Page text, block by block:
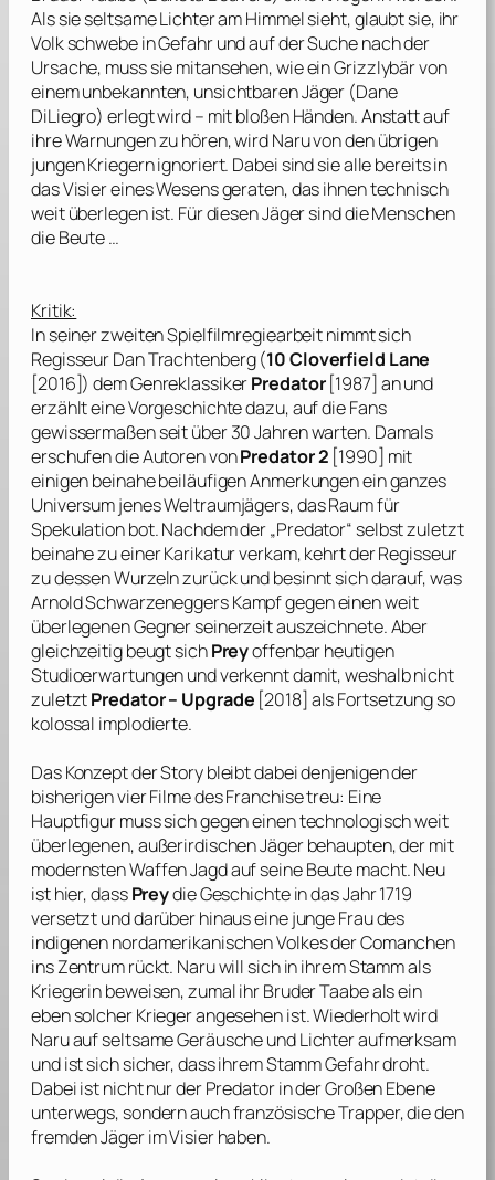
Als sie seltsame Lichter am Himmel sieht, glaubt sie, ihr
Volk schwebe in Gefahr und auf der Suche nach der
Ursache, muss sie mitansehen, wie ein Grizzlybär von
einem unbekannten, unsichtbaren Jäger (Dane
DiLiegro) erlegt wird – mit bloßen Händen. Anstatt auf
ihre Warnungen zu hören, wird Naru von den übrigen
jungen Kriegern ignoriert. Dabei sind sie alle bereits in
das Visier eines Wesens geraten, das ihnen technisch
weit überlegen ist. Für diesen Jäger sind die Menschen
die Beute …
Kritik:
In seiner zweiten Spielfilmregiearbeit nimmt sich
RegisseurDan Trachtenberg(10 Cloverfield Lane
[2016]) dem GenreklassikerPredator[1987] an und
erzählt eine Vorgeschichte dazu, auf die Fans
gewissermaßen seit über 30 Jahren warten. Damals
erschufen die Autoren vonPredator 2 [1990] mit
einigen beinahe beiläufigen Anmerkungen ein ganzes
Universum jenes Weltraumjägers, das Raum für
Spekulation bot. Nachdem der „Predator“ selbst zuletzt
beinahe zu einer Karikatur verkam, kehrt der Regisseur
zu dessen Wurzeln zurück und besinnt sich darauf, was
Arnold SchwarzeneggersKampf gegen einen weit
überlegenen Gegner seinerzeit auszeichnete. Aber
gleichzeitig beugt sichPreyoffenbar heutigen
Studioerwartungen und verkennt damit, weshalb nicht
zuletztPredator – Upgrade [2018] als Fortsetzung so
kolossal implodierte.
Das Konzept der Story bleibt dabei denjenigen der
bisherigen vier Filme des Franchise treu: Eine
Hauptfigur muss sich gegen einen technologisch weit
überlegenen, außerirdischen Jäger behaupten, der mit
modernsten Waffen Jagd auf seine Beute macht. Neu
ist hier, dassPreydie Geschichte in das Jahr 1719
versetzt und darüber hinaus eine junge Frau des
indigenen nordamerikanischen Volkes der Comanchen
ins Zentrum rückt. Naru will sich in ihrem Stamm als
Kriegerin beweisen, zumal ihr Bruder Taabe als ein
eben solcher Krieger angesehen ist. Wiederholt wird
Naru auf seltsame Geräusche und Lichter aufmerksam
und ist sich sicher, dass ihrem Stamm Gefahr droht.
Dabei ist nicht nur der Predator in der Großen Ebene
unterwegs, sondern auch französische Trapper, die den
fremden Jäger im Visier haben.